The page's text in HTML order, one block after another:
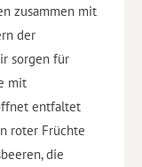
zusammen mit
der
sorgen für
mit
entfaltet
roter Früchte
die